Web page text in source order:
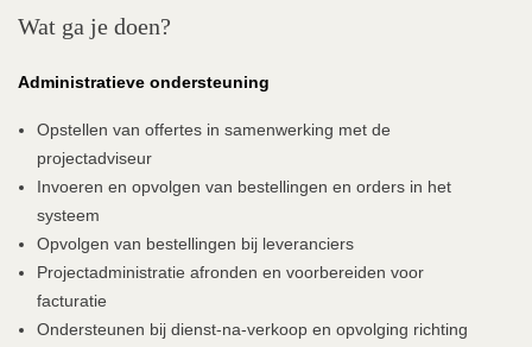
Wat ga je doen?
Administratieve ondersteuning
Opstellen van offertes in samenwerking met de
projectadviseur
Invoeren en opvolgen van bestellingen en orders in het
systeem
Opvolgen van bestellingen bij leveranciers
Projectadministratie afronden en voorbereiden voor
facturatie
Ondersteunen bij dienst-na-verkoop en opvolging richting